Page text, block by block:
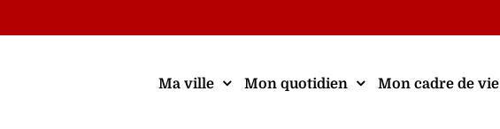
Ma ville Mon quotidien Mon cadre de vie